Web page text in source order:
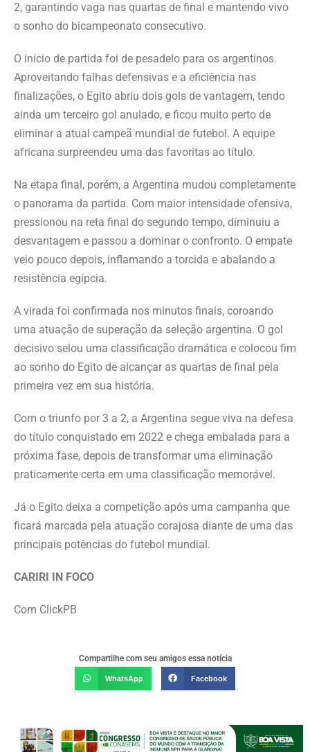
2, garantindo vaga nas quartas de final e mantendo vivo
o sonho do bicampeonato consecutivo.
O início de partida foi de pesadelo para os argentinos.
Aproveitando falhas defensivas e a eficiência nas
finalizações, o Egito abriu dois gols de vantagem, tendo
ainda um terceiro gol anulado, e ficou muito perto de
eliminar a atual campeã mundial de futebol. A equipe
africana surpreendeu uma das favoritas ao título.
Na etapa final, porém, a Argentina mudou completamente
o panorama da partida. Com maior intensidade ofensiva,
pressionou na reta final do segundo tempo, diminuiu a
desvantagem e passou a dominar o confronto. O empate
veio pouco depois, inflamando a torcida e abalando a
resistência egípcia.
A virada foi confirmada nos minutos finais, coroando
uma atuação de superação da seleção argentina. O gol
decisivo selou uma classificação dramática e colocou fim
ao sonho do Egito de alcançar as quartas de final pela
primeira vez em sua história.
Com o triunfo por 3 a 2, a Argentina segue viva na defesa
do título conquistado em 2022 e chega embalada para a
próxima fase, depois de transformar uma eliminação
praticamente certa em uma classificação memorável.
Já o Egito deixa a competição após uma campanha que
ficará marcada pela atuação corajosa diante de uma das
principais potências do futebol mundial.
CARIRI IN FOCO
Com ClickPB
Compartilhe com seu amigos essa notícia
WhatsApp Facebook